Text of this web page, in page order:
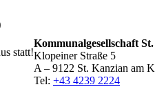
statt!
Kommunalgesellschaft
Klopeiner Straße 5
A – 9122 St. Kanzian am
Tel: +43 4239 2224